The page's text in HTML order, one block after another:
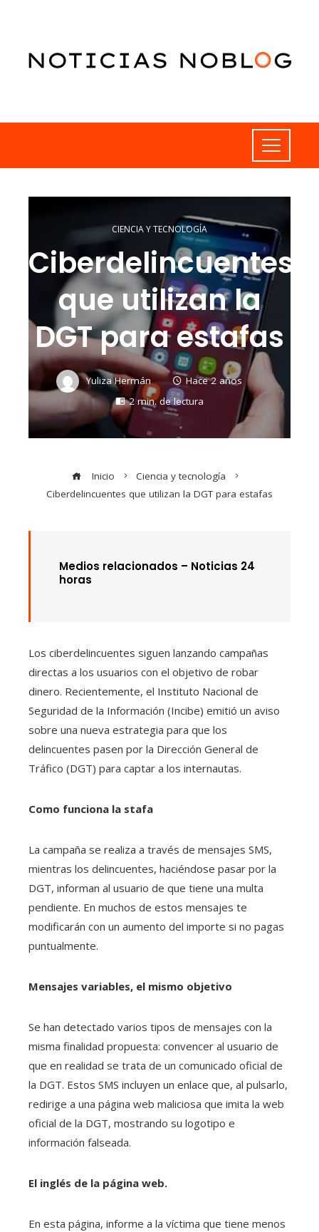
CIENCIA Y TECNOLOGÍA
Ciberdelincuentes
que utilizan la
DGT para estafas
Yuliza Hermán
Hace 2 años
2 min. de lectura
Inicio
Ciencia y tecnología
Ciberdelincuentes que utilizan la DGT para estafas
Medios relacionados – Noticias 24
horas
Los ciberdelincuentes siguen lanzando campañas
directas a los usuarios con el objetivo de robar
dinero. Recientemente, el Instituto Nacional de
Seguridad de la Información (Incibe) emitió un aviso
sobre una nueva estrategia para que los
delincuentes pasen por la Dirección General de
Tráfico (DGT) para captar a los internautas.
Como funciona la stafa
La campaña se realiza a través de mensajes SMS,
mientras los delincuentes, haciéndose pasar por la
DGT, informan al usuario de que tiene una multa
pendiente. En muchos de estos mensajes te
modificarán con un aumento del importe si no pagas
puntualmente.
Mensajes variables, el mismo objetivo
Se han detectado varios tipos de mensajes con la
misma finalidad propuesta: convencer al usuario de
que en realidad se trata de un comunicado oficial de
la DGT. Estos SMS incluyen un enlace que, al pulsarlo,
redirige a una página web maliciosa que imita la web
oficial de la DGT, mostrando su logotipo e
información falseada.
El inglés de la página web.
En esta página, informe a la víctima que tiene menos